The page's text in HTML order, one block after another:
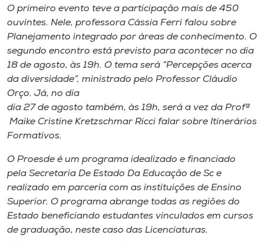
A+
A-
O primeiro evento teve a participação mais de 450
ouvintes. Nele, professora Cássia Ferri falou sobre
Planejamento integrado por áreas de conhecimento. O
segundo encontro está previsto para acontecer no dia
18 de agosto, às 19h. O tema será “Percepções acerca
da diversidade”, ministrado pelo Professor Cláudio
Orço. Já, no dia
dia 27 de agosto também, às 19h, será a vez da Profª
Maike Cristine Kretzschmar Ricci falar sobre Itinerários
Formativos.
O Proesde é um programa idealizado e financiado
pela Secretaria De Estado Da Educação de Sc e
realizado em parceria com as instituições de Ensino
Superior. O programa abrange todas as regiões do
Estado beneficiando estudantes vinculados em cursos
de graduação, neste caso das Licenciaturas.